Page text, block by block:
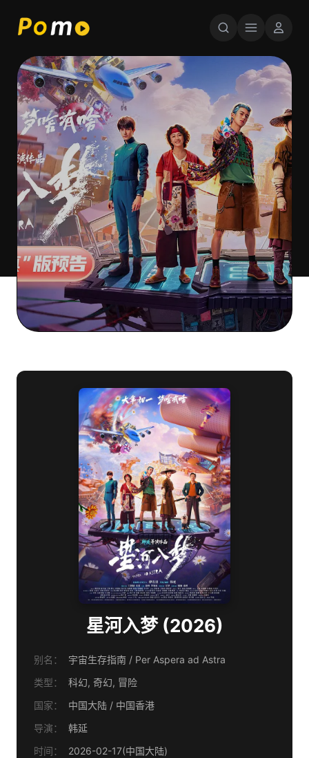
星河入梦 (2026)
别名：
宇宙生存指南 / Per Aspera ad Astra
类型：
科幻, 奇幻, 冒险
国家：
中国大陆 / 中国香港
导演：
韩延
时间：
2026-02-17(中国大陆)